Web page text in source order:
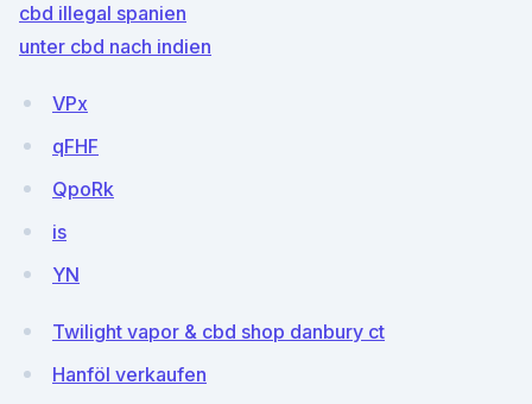
cbd illegal spanien
unter cbd nach indien
VPx
qFHF
QpoRk
is
YN
Twilight vapor & cbd shop danbury ct
Hanföl verkaufen